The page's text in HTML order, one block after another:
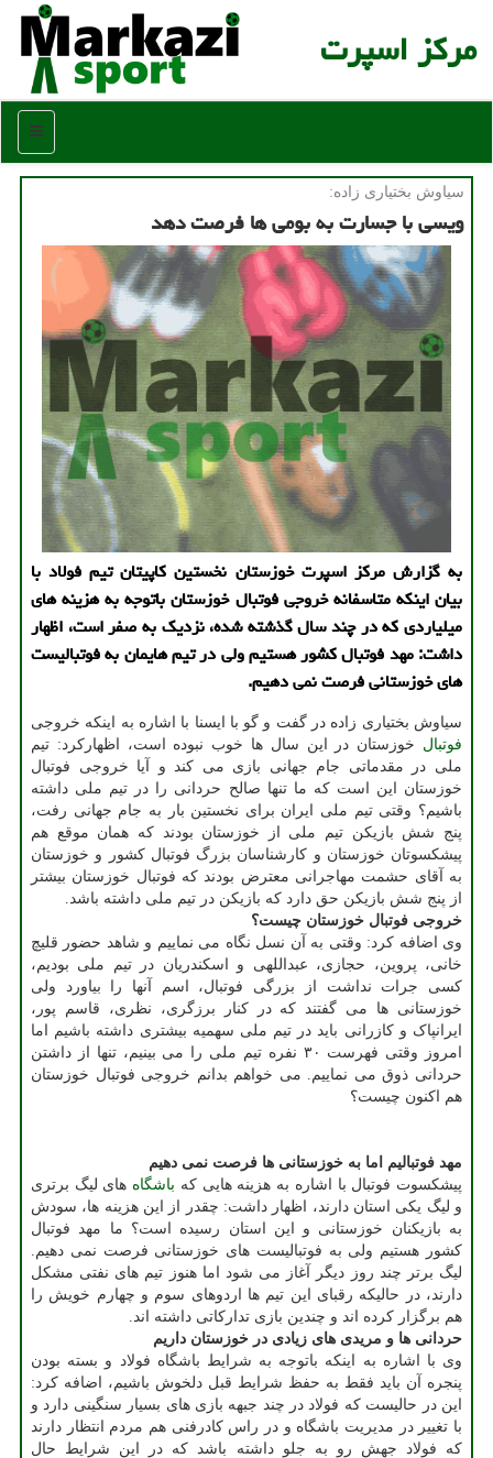
مركز اسپرت
منو
سیاوش بختیاری زاده:
ویسی با جسارت به بومی ها فرصت دهد
به گزارش مرکز اسپرت خوزستان نخستین کاپیتان تیم فولاد با
بیان اینکه متاسفانه خروجی فوتبال خوزستان باتوجه به هزینه های
میلیاردی که در چند سال گذشته شده، نزدیک به صفر است، اظهار
داشت: مهد فوتبال کشور هستیم ولی در تیم هایمان به فوتبالیست
های خوزستانی فرصت نمی دهیم.
سیاوش بختیاری زاده در گفت و گو با ایسنا با اشاره به اینکه خروجی
فوتبال خوزستان در این سال ها خوب نبوده است، اظهارکرد: تیم
ملی در مقدماتی جام جهانی بازی می کند و آیا خروجی فوتبال
خوزستان این است که ما تنها صالح حردانی را در تیم ملی داشته
باشیم؟ وقتی تیم ملی ایران برای نخستین بار به جام جهانی رفت،
پنج شش بازیکن تیم ملی از خوزستان بودند که همان موقع هم
پیشکسوتان خوزستان و کارشناسان بزرگ فوتبال کشور و خوزستان
به آقای حشمت مهاجرانی معترض بودند که فوتبال خوزستان بیشتر
از پنج شش بازیکن حق دارد که بازیکن در تیم ملی داشته باشد.
خروجی فوتبال خوزستان چیست؟
وی اضافه کرد: وقتی به آن نسل نگاه می نماییم و شاهد حضور قلیچ
خانی، پروین، حجازی، عبداللهی و اسکندریان در تیم ملی بودیم،
کسی جرات نداشت از بزرگی فوتبال، اسم آنها را بیاورد ولی
خوزستانی ها می گفتند که در کنار برزگری، نظری، قاسم پور،
ایرانپاک و کازرانی باید در تیم ملی سهمیه بیشتری داشته باشیم اما
امروز وقتی فهرست ۳۰ نفره تیم ملی را می بینیم، تنها از داشتن
حردانی ذوق می نماییم. می خواهم بدانم خروجی فوتبال خوزستان
هم اکنون چیست؟
مهد فوتبالیم اما به خوزستانی ها فرصت نمی دهیم
پیشکسوت فوتبال با اشاره به هزینه هایی که باشگاه های لیگ برتری
و لیگ یکی استان دارند، اظهار داشت: چقدر از این هزینه ها، سودش
به بازیکنان خوزستانی و این استان رسیده است؟ ما مهد فوتبال
کشور هستیم ولی به فوتبالیست های خوزستانی فرصت نمی دهیم.
لیگ برتر چند روز دیگر آغاز می شود اما هنوز تیم های نفتی مشکل
دارند، در حالیکه رقبای این تیم ها اردوهای سوم و چهارم خویش را
هم برگزار کرده اند و چندین بازی تدارکاتی داشته اند.
حردانی ها و مریدی های زیادی در خوزستان داریم
وی با اشاره به اینکه باتوجه به شرایط باشگاه فولاد و بسته بودن
پنجره آن باید فقط به حفظ شرایط قبل دلخوش باشیم، اضافه کرد:
این در حالیست که فولاد در چند جبهه بازی های بسیار سنگینی دارد و
با تغییر در مدیریت باشگاه و در راس کادرفنی هم مردم انتظار دارند
که فولاد جهش رو به جلو داشته باشد که در این شرایط حال